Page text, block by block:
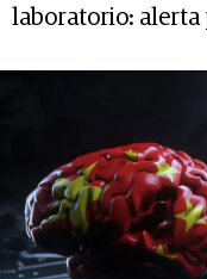
laboratorio: alerta